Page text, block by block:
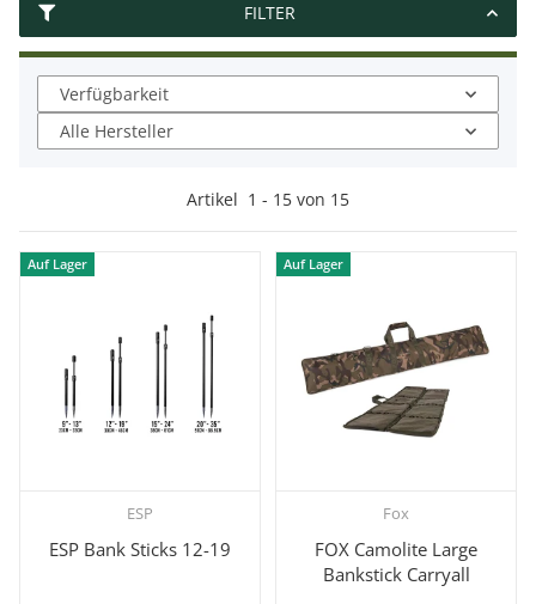
FILTER
Verfügbarkeit
Alle Hersteller
Artikel 1 - 15 von 15
Auf Lager
ESP
ESP Bank Sticks 12-19
Auf Lager
Fox
FOX Camolite Large
Bankstick Carryall